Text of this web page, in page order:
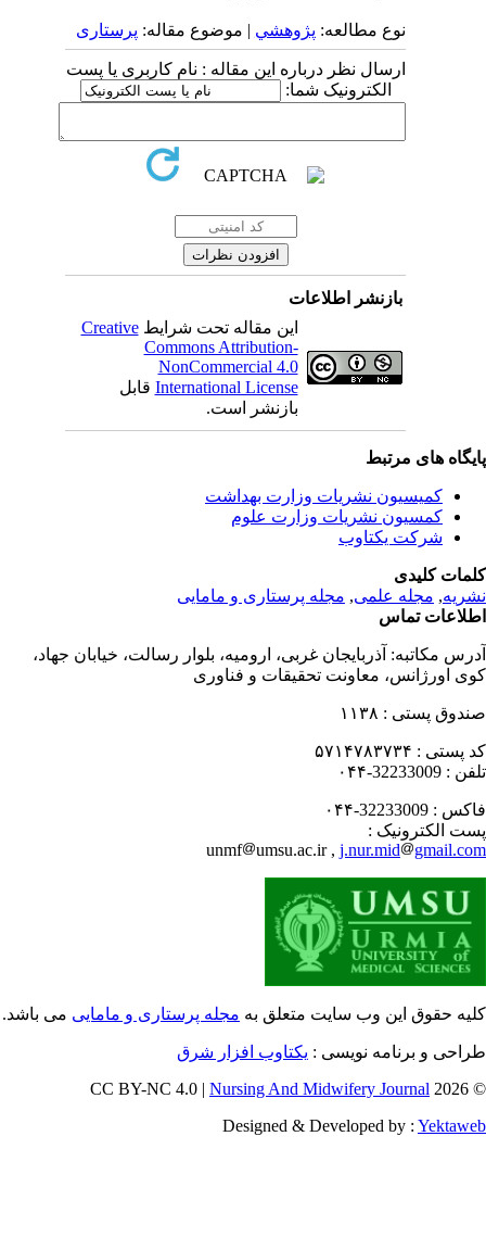
نوع مطالعه:پژوهشي| موضوع مقاله:پرستاری
ارسال نظر درباره این مقاله : نام کاربری یا پست
الکترونیک شما:
بازنشر اطلاعات
این مقاله تحت شرایطCreative
Commons Attribution-
NonCommercial 4.0
International Licenseقابل
بازنشر است.
های مرتبط
کمیسیون نشریات وزارت بهداشت
کمسیون نشریات وزارت علوم
شرکت یکتاوب
کلیدی
,مجله علمی, مجله پرستاری و مامایی
تماس
مکاتبه:آذربایجان غربی، ارومیه، بلوار رسالت، خیابان جهاد،
اورژانس، معاونت تحقیقات و فناوری
پستی : ۱۱۳۸
پستی : ۵۷۱۴۷۸۳۷۳۴
: 32233009-۰۴۴
: 32233009-۰۴۴
الکترونیک :
unmf
umsu.ac.ir ,j.nur.mid
حقوق این وب سایت متعلق بهمجله پرستاری و ماماییمی باشد.
و برنامه نویسی : یکتاوب افزار شرق
©
Nursing And Midwifery Journal
Designed & Developed by :